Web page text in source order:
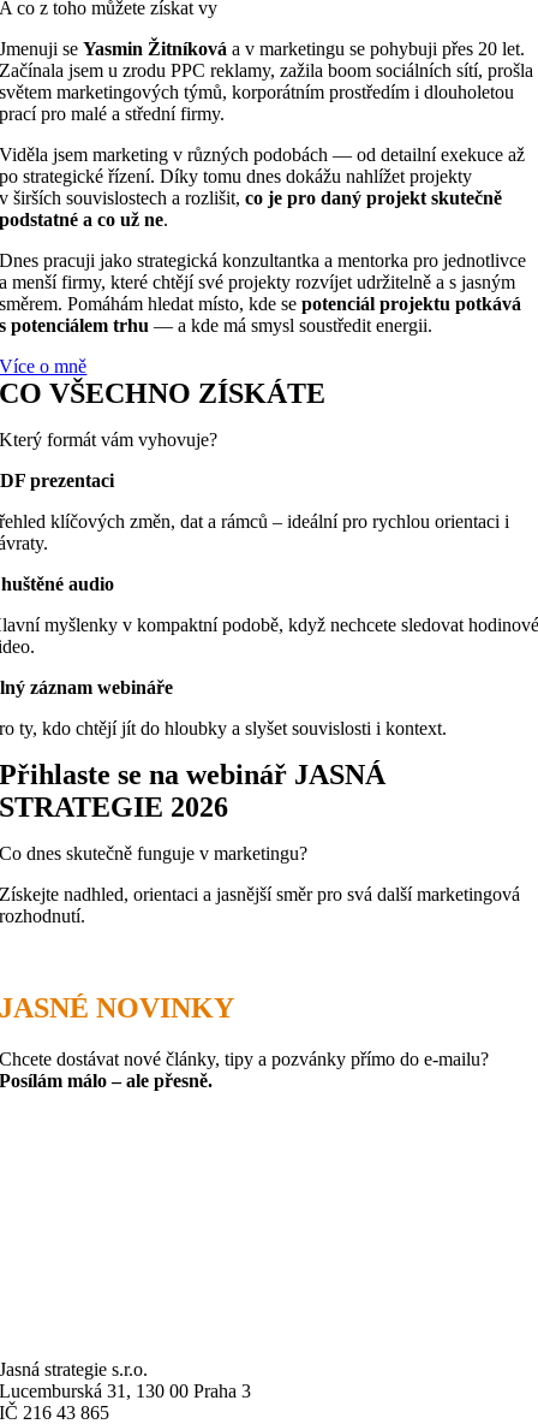
A co z toho můžete získat vy
Jmenuji seYasmin Žitníková a v marketingu se pohybuji přes 20 let.
Začínala jsem u zrodu PPC reklamy, zažila boom sociálních sítí, prošla
světem marketingových týmů, korporátním prostředím i dlouholetou
prací pro malé a střední firmy.
Viděla jsem marketing v různých podobách — od detailní exekuce až
po strategické řízení.Díky tomu dnes dokážu nahlížet projekty
v širších souvislostech a rozlišit,co je pro daný projekt skutečně
podstatné a co už ne.
Dnes pracuji jako strategická konzultantka a mentorka pro jednotlivce
a menší firmy, které chtějí své projekty rozvíjet udržitelně a s jasným
směrem.Pomáhám hledat místo, kde sepotenciál projektu potkává
s potenciálem trhu — a kde má smysl soustředit energii.
Více o mně
CO VŠECHNO ZÍSKÁTE
Který formát vám vyhovuje?
prezentaci
klíčových změn, dat a rámců – ideální pro rychlou orientaci i
audio
myšlenky v kompaktní podobě, když nechcete sledovat
záznam webináře
ty, kdo chtějí jít do hloubky a slyšet souvislosti i kontext.
Přihlaste se na webinář JASNÁ
STRATEGIE 2026
Co dnes skutečně funguje v marketingu?
Získejte nadhled, orientaci a jasnější směr pro svá další marketingová
rozhodnutí.
JASNÉ NOVINKY
Chcete dostávat nové články, tipy a pozvánky přímo do e-mailu?
Posílám málo – ale přesně.
Jasná strategie s.r.o.
Lucemburská 31, 130 00 Praha 3
IČ 216 43 865